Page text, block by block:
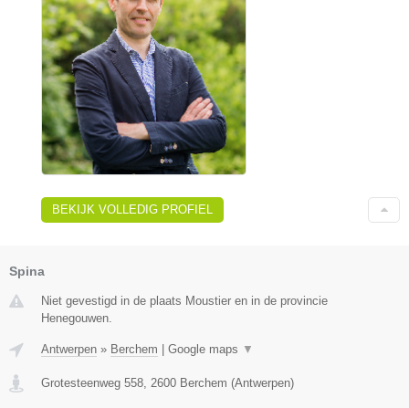
BEKIJK VOLLEDIG PROFIEL
Spina
Niet gevestigd in de plaats Moustier en in de provincie
Henegouwen.
Antwerpen » Berchem Google maps ▼
Grotesteenweg 558 2600 Berchem (Antwerpen)